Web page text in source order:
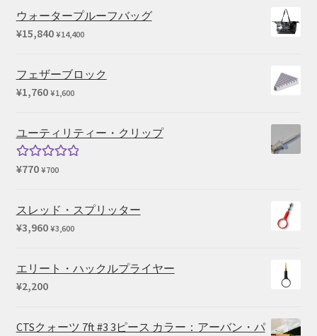
帯:
ウォータープルーフバッグ
¥15,840 ¥14,400
フェザーブロック
¥1,760 ¥1,600
ユーティリティー・クリップ
5段階中
¥770 ¥700
スレッド・スプリッター
¥3,960 ¥3,600
エリート・ハックルプライヤー
¥2,200
CTSクォーツ 7ft #3 3ピース カラー：アーバン・パ